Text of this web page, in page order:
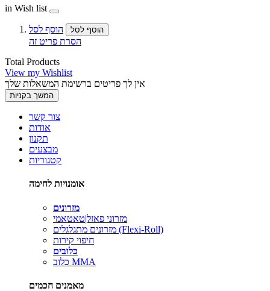
in Wish list
הוסף לסל הוסף לסל
הסרת פריט זה
Total Products
View my Wishlist
אין לך פריטים ברשימת המשאלות שלך
המשך בקניות
צור קשר
אודות
תקנון
מבצעים
קטגוריות
אומנויות לחימה
מזרונים
מזרוני פאזל|טאטאמי
מזרונים מתגלגלים (Flexi-Roll)
חיפוי קירות
כלובים
כלוב MMA
מאמנים חכמים